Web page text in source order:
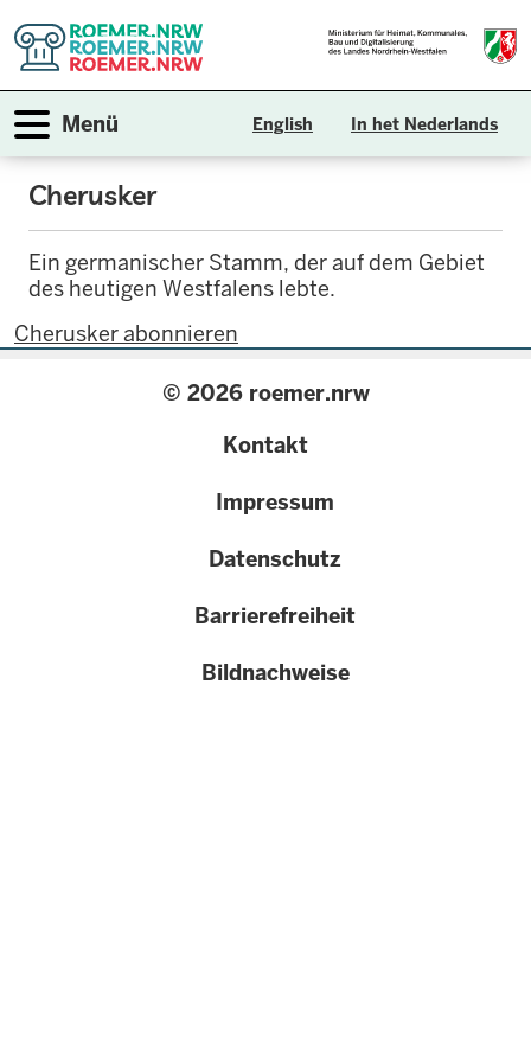
zum
Inhalt
Navigation aktivieren/deaktivieren
Menü English In het Nederlands
Cherusker
Ein germanischer Stamm, der auf dem Gebiet
des heutigen Westfalens lebte.
Cherusker abonnieren
© 2026 roemer.nrw
Kontakt
Impressum
Datenschutz
Barrierefreiheit
Bildnachweise